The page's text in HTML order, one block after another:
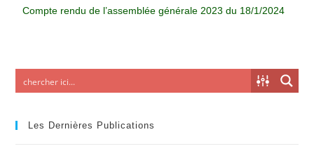
Compte rendu de l’assemblée générale 2023 du 18/1/2024
Les Dernières Publications